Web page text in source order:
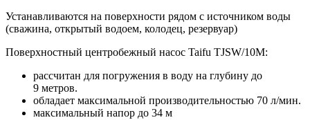
Устанавливаются на поверхности рядом с источником воды
(сважина, открытый водоем, колодец, резервуар)
Поверхностный центробежный насос Taifu TJSW/10M:
рассчитан для погружения в воду на глубину до
9 метров.
обладает максимальной производительностью 70 л/мин.
максимальный напор до 34 м